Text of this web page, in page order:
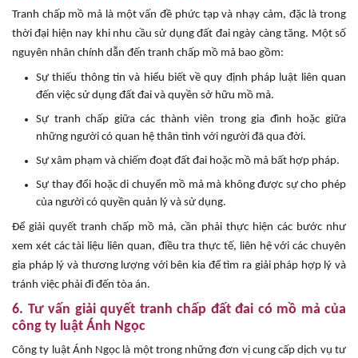
Tranh chấp mồ mả là một vấn đề phức tạp và nhạy cảm, đặc là trong
thời đại hiện nay khi nhu cầu sử dụng đất đai ngày càng tăng. Một số
nguyên nhân chính dẫn đến tranh chấp mồ mả bao gồm:
Sự thiếu thông tin và hiểu biết về quy định pháp luật liên quan
đến việc sử dụng đất đai và quyền sở hữu mồ mả.
Sự tranh chấp giữa các thành viên trong gia đình hoặc giữa
những người có quan hệ thân tình với người đã qua đời.
Sự xâm phạm và chiếm đoạt đất đai hoặc mồ mả bất hợp pháp.
Sự thay đổi hoặc di chuyển mồ mả mà không được sự cho phép
của người có quyền quản lý và sử dụng.
Để giải quyết tranh chấp mồ mả, cần phải thực hiện các bước như
xem xét các tài liệu liên quan, điều tra thực tế, liên hệ với các chuyên
gia pháp lý và thương lượng với bên kia để tìm ra giải pháp hợp lý và
tránh việc phải đi đến tòa án.
6. Tư vấn giải quyết tranh chấp đất đai có mồ mả của
công ty luật Ánh Ngọc
Công ty luật Ánh Ngọc là một trong những đơn vị cung cấp dịch vụ tư